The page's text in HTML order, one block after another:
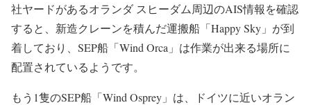
社ヤードがあるオランダ スヒーダム周辺のAIS情報を確認
すると、新造クレーンを積んだ運搬船「Happy Sky」が到
着しており、SEP船「Wind Orca」は作業が出来る場所に
配置されているようです。
もう1隻のSEP船「Wind Osprey」は、ドイツに近いオラン